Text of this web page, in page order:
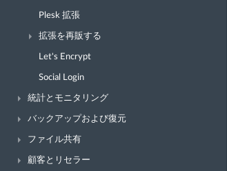
Plesk 拡張
拡張を再販する
Let's Encrypt
Social Login
統計とモニタリング
バックアップおよび復元
ファイル共有
顧客とリセラー